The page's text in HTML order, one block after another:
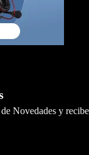
Novedades y